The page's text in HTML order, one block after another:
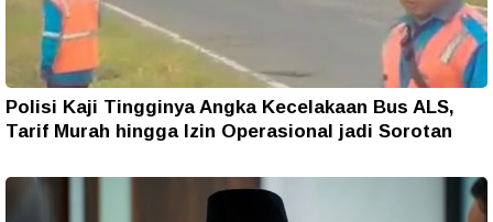
Polisi Kaji Tingginya Angka Kecelakaan Bus ALS,
Tarif Murah hingga Izin Operasional jadi Sorotan